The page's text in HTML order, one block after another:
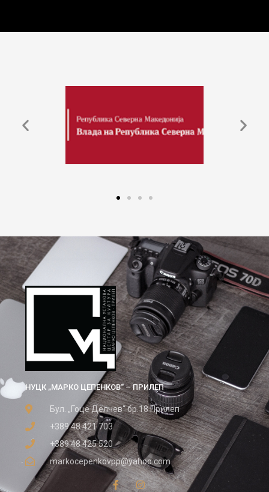
НУЦК „МАРКО ЦЕПЕНКОВ“ – ПРИЛЕП
Бул. „Гоце Делчев“ бр.18 Прилеп
+389 48 421 703
+389 48 425 520
markocepenkovpp@yahoo.com